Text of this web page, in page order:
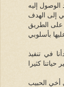
إليه
إلى الهدف
على الطريق
بأسلوبي
في تنفيذ
حياتنا كثيرا
أخي الحبيب